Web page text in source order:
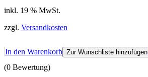
inkl. 19 % MwSt.
zzgl. Versandkosten
In den Warenkorb Zur Wunschliste hinzufügen
(0 Bewertung)